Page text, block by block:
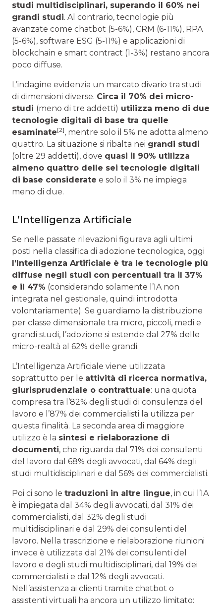
studi multidisciplinari, superando il 60% nei
grandi studi. Al contrario, tecnologie più
avanzate come chatbot (5-6%), CRM (6-11%), RPA
(5-6%), software ESG (5-11%) e applicazioni di
blockchain e smart contract (1-3%) restano ancora
poco diffuse.
L’indagine evidenzia un marcato divario tra studi
di dimensioni diverse. Circa il 70% dei micro-
studi (meno di tre addetti) utilizza meno di due
tecnologie digitali di base tra quelle
esaminate[2], mentre solo il 5% ne adotta almeno
quattro. La situazione si ribalta nei grandi studi
(oltre 29 addetti), dove quasi il 90% utilizza
almeno quattro delle sei tecnologie digitali
di base considerate e solo il 3% ne impiega
meno di due.
L’Intelligenza Artificiale
Se nelle passate rilevazioni figurava agli ultimi
posti nella classifica di adozione tecnologica, oggi
l’Intelligenza Artificiale è tra le tecnologie più
diffuse negli studi con percentuali tra il 37%
e il 47% (considerando solamente l’IA non
integrata nel gestionale, quindi introdotta
volontariamente). Se guardiamo la distribuzione
per classe dimensionale tra micro, piccoli, medi e
grandi studi, l’adozione si estende dal 27% delle
micro-realtà al 62% delle grandi.
L’Intelligenza Artificiale viene utilizzata
soprattutto per le attività di ricerca normativa,
giurisprudenziale o contrattuale: una quota
compresa tra l’82% degli studi di consulenza del
lavoro e l’87% dei commercialisti la utilizza per
questa finalità. La seconda area di maggiore
utilizzo è la sintesi e rielaborazione di
documenti, che riguarda dal 71% dei consulenti
del lavoro dal 68% degli avvocati, dal 64% degli
studi multidisciplinari e dal 56% dei commercialisti.
Poi ci sono le traduzioni in altre lingue, in cui l’IA
è impiegata dal 34% degli avvocati, dal 31% dei
commercialisti, dal 32% degli studi
multidisciplinari e dal 29% dei consulenti del
lavoro. Nella trascrizione e rielaborazione riunioni
invece è utilizzata dal 21% dei consulenti del
lavoro e degli studi multidisciplinari, dal 19% dei
commercialisti e dal 12% degli avvocati.
Nell’assistenza ai clienti tramite chatbot o
assistenti virtuali ha ancora un utilizzo limitato: